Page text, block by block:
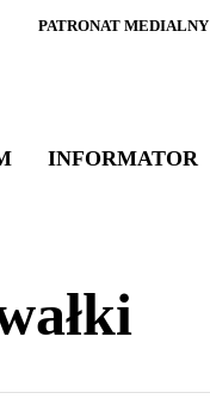
PATRONAT MEDIALNY
INFORMATOR